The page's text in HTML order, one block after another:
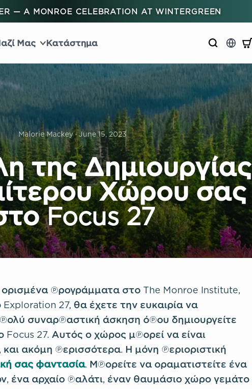
— A MONROE CELEBRATION AT WINTERGREEN
Μας Κατάστημα
Malorie Mackey · June 15, 2023
της Δημιουργίας
Χώρου σας
Focus 27
προγράμματα στο The Monroe Institute,
27, θα έχετε την ευκαιρία να
συναρπαστική άσκηση όπου δημιουργείτε
Focus 27. Αυτός ο χώρος μπορεί να είναι
και ακόμη περισσότερα. Η μόνη περιοριστική
σας φαντασία. Μπορείτε να οραματιστείτε ένα
ένα αρχαίο παλάτι, έναν θαυμάσιο χώρο γεμάτο